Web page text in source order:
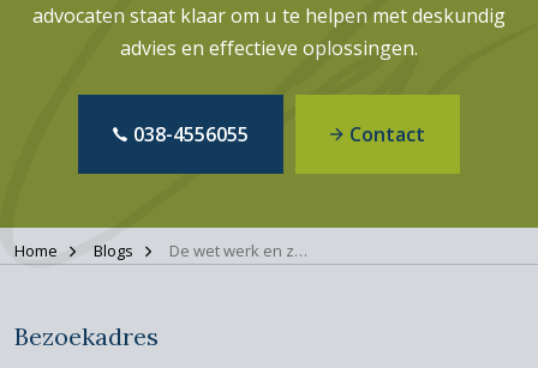
advocaten staat klaar om u te helpen met deskundig
advies en effectieve oplossingen.
038-4556055 Contact
Home Blogs De wet werk en zekerheid. Wat houdt het in voor flexwerkers?
Bezoekadres